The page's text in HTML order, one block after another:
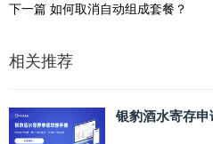
下一篇 如何取消自动组成套餐？
相关推荐
银豹酒水寄存